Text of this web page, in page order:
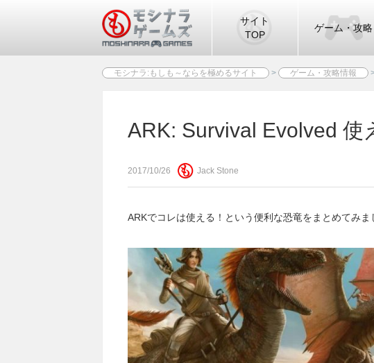
サイト
TOP
ゲーム・攻略
モシナラ:もしも～ならを極めるサイト > ゲーム・攻略情報
ARK: Survival Evolved
2017/10/26 Jack Stone
ARKでコレは使える！という便利な恐竜をまとめてみま